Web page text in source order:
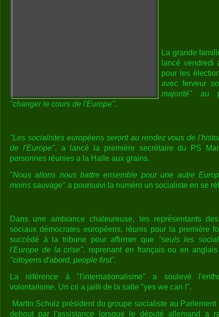
La grande
lancé vendredi
pour les
avec ferveur
majorité" au
"changer le cours de l'Europe".
"Les socialistes européens seront au rendez vous de
de l'Europe", a lancé la première secrétaire du PS
personnes réunies a la Halle aux grains.
"Nous allons nous battre ensemble pour une autre
moins sauvage" a poursuivi la numéro un socialiste en se
Dans une ambiance chaleureuse, les représentants
sociaux démocrates européens, réunis pour la première
succédé à la tribune pour affirmer que "seuls les
l'Europe de la crise", reprenant en français ou en
"citoyens d'abord, people first".
La référence à "l'internationalisme" a soulevé
volontarisme. Un cri a jailli de la salle "yes we can !".
Martin Schulz président du groupe socialiste au
debout par l'assistance lorsque le député allemand a